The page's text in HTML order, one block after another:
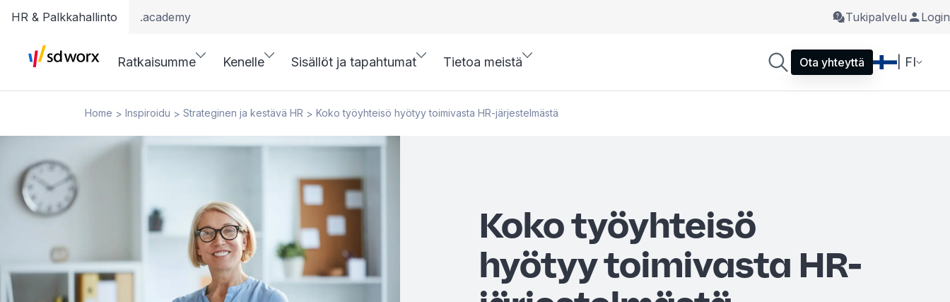
HR & Palkkahallinto .academy Tukipalvelu Login
Ratkaisumme Kenelle Sisällöt ja tapahtumat Tietoa meistä Ota yhteyttä | FI
Home > Inspiroidu > Strateginen ja kestävä HR > Koko työyhteisö hyötyy toimivasta HR-järjestelmästä
Koko työyhteisö
hyötyy toimivasta HR-